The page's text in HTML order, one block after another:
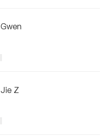
Gwen
Jie Z